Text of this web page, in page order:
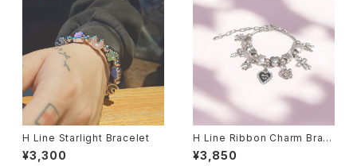
H Line Starlight Bracelet
¥3,300
H Line Ribbon Charm Brac
elet
¥3,850